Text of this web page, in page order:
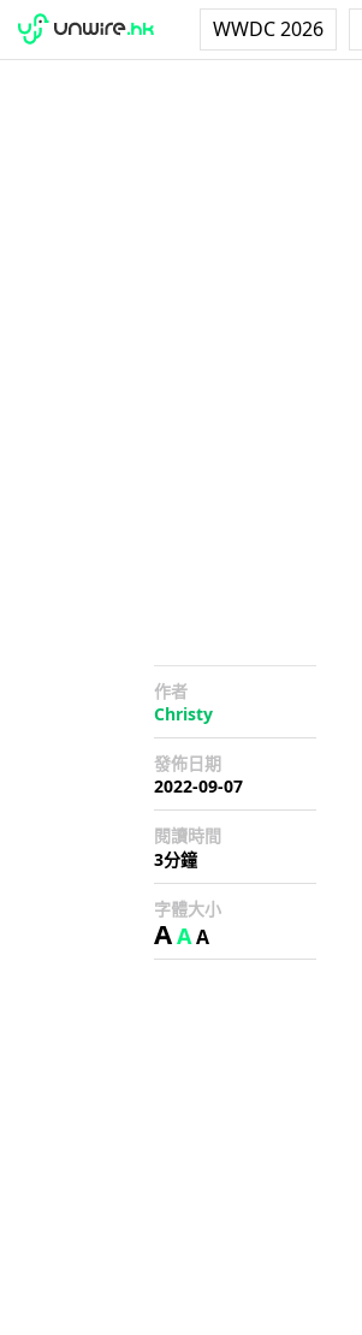
WWDC 2026
作者
Christy
發佈日期
2022-09-07
閱讀時間
3分鐘
字體大小
AAA